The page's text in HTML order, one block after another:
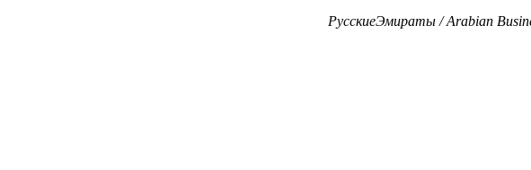
РусскиеЭмираты / Arabian